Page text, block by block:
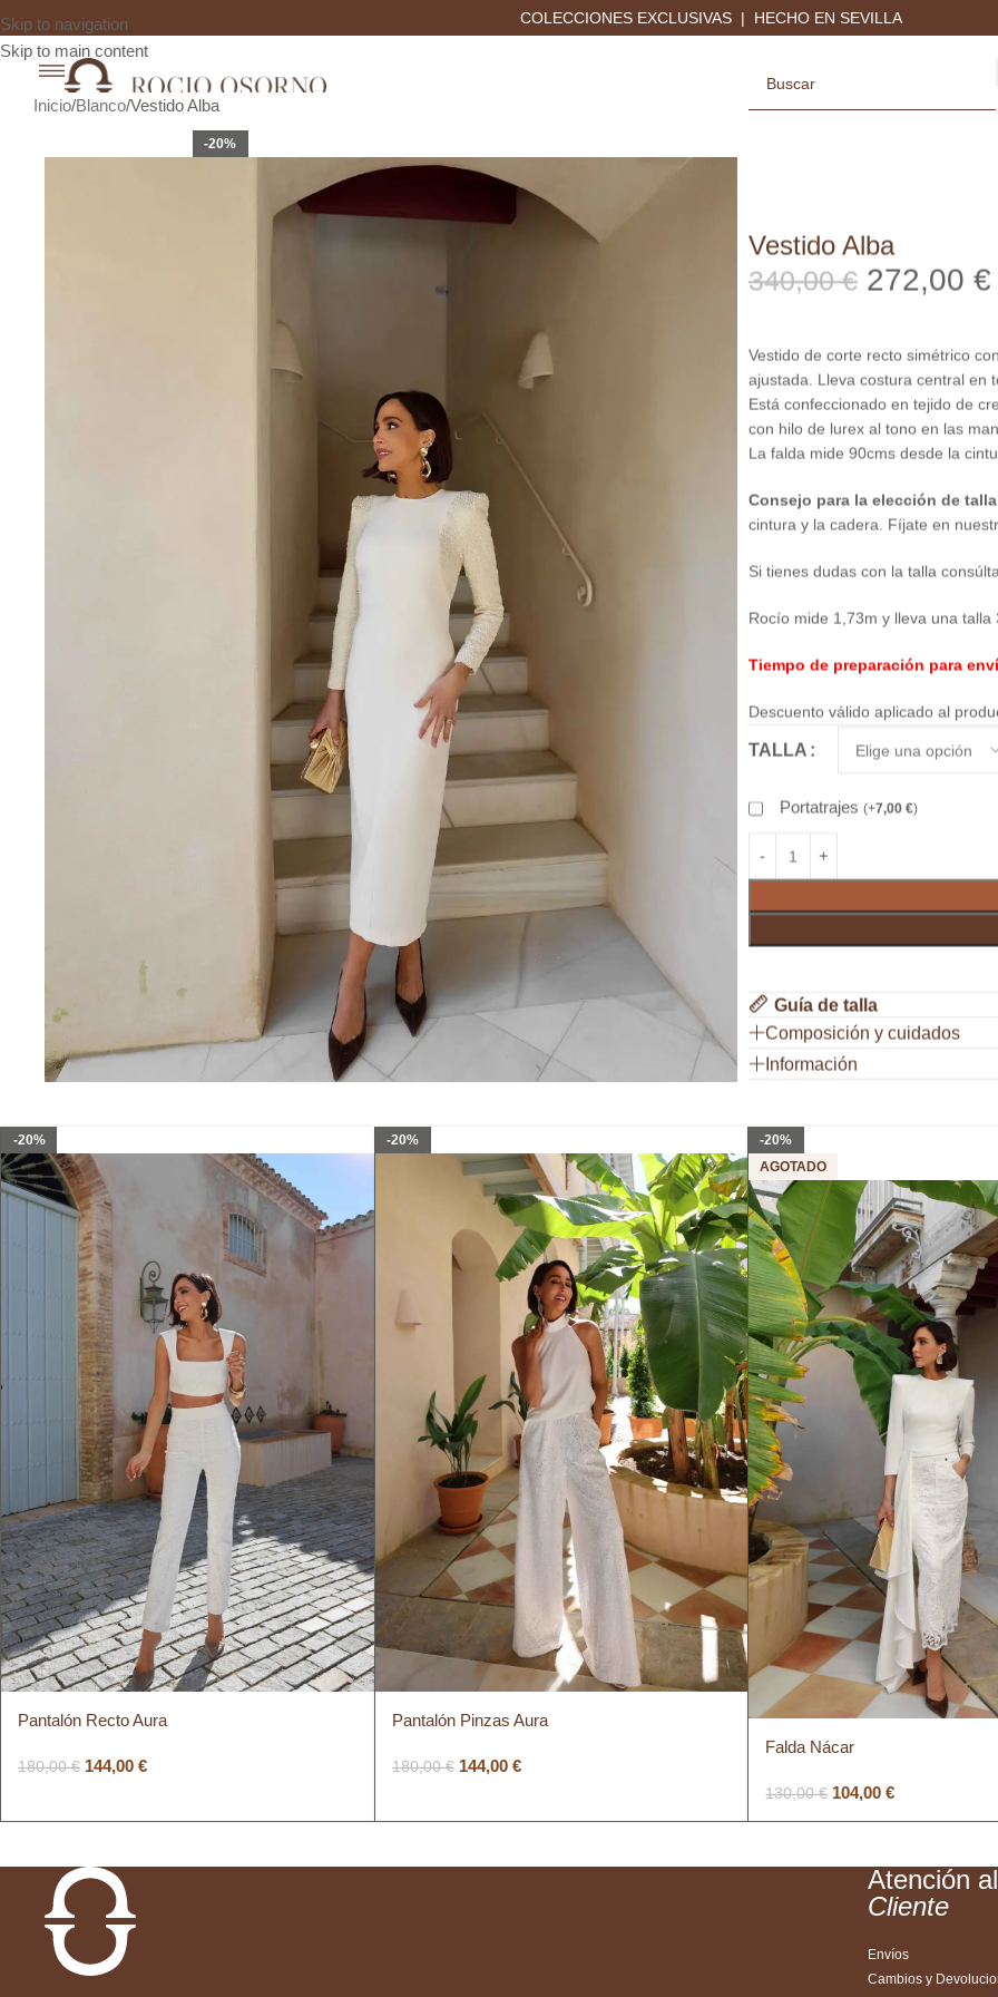
Skip to navigation
Skip to main content
COLECCIONES EXCLUSIVAS | HECHO EN SEVILLA
Inicio Blanco Vestido Alba
-20%
Vestido Alba
340,00€ 272,00 €
Vestido de corte recto simétrico
ajustada. Lleva costura central en
Está confeccionado en tejido de
con hilo de lurex al tono en las
La falda mide 90cms desde la
Consejo para la elección de talla
cintura y la cadera. Fíjate en
Si tienes dudas con la talla
Rocío mide 1,73m y lleva una talla
Tiempo de preparación para
Descuento válido aplicado al
TALLA
Portatrajes (+7,00 €)
Guía de talla
Composición y cuidados
Información
-20%
Pantalón Recto Aura
180,00€ 144,00 €
-20%
Pantalón Pinzas Aura
180,00€ 144,00 €
-20%
AGOTADO
Falda Nácar
130,00€ 104,00€
Atención al
Cliente
Envíos
Cambios y